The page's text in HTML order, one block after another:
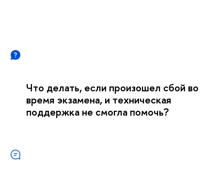
Что делать, если произошел сбой во
время экзамена, и техническая
поддержка не смогла помочь?